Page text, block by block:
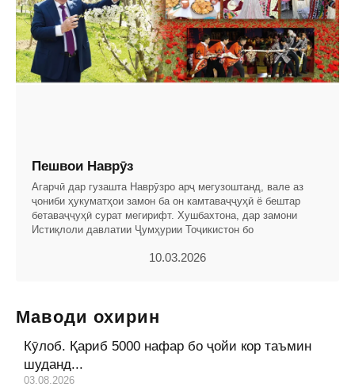
Пешвои Наврӯз
Агарчӣ дар гузашта Наврӯзро арҷ мегузоштанд, вале аз
ҷониби ҳукуматҳои замон ба он камтаваҷҷуҳӣ ё бештар
бетаваҷҷуҳӣ сурат мегирифт. Хушбахтона, дар замони
Истиқлоли давлатии Ҷумҳурии Тоҷикистон бо
10.03.2026
Маводи охирин
Кӯлоб. Қариб 5000 нафар бо ҷойи кор таъмин
шуданд...
03.08.2026